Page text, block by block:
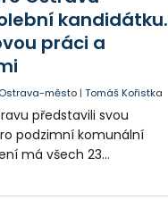
kandidátku.
práci a
Ostrava-město |Tomáš Kořistka
představili svou
podzimní komunální
má všech 23
Kandidátem na